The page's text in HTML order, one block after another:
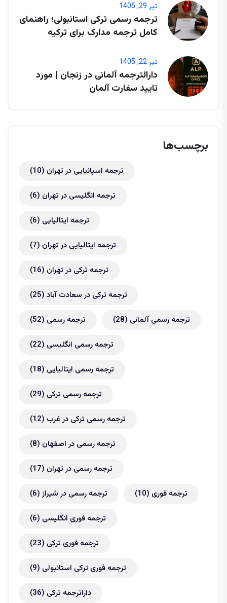
تیر 29, 1405
ترجمه رسمی ترکی استانبولی؛ راهنمای
کامل ترجمه مدارک برای ترکیه
تیر 22, 1405
دارالترجمه آلمانی در زنجان | مورد
تایید سفارت آلمان
برچسب‌ها
ترجمه اسپانیایی در تهران (10)
ترجمه انگلیسی در تهران (6)
ترجمه ایتالیایی (6)
ترجمه ایتالیایی در تهران (7)
ترجمه ترکی در تهران (16)
ترجمه ترکی در سعادت آباد (25)
ترجمه رسمی (52) ترجمه رسمی آلمانی (28)
ترجمه رسمی انگلیسی (22)
ترجمه رسمی ایتالیایی (18)
ترجمه رسمی ترکی (29)
ترجمه رسمی ترکی در غرب (12)
ترجمه رسمی در اصفهان (8)
ترجمه رسمی در تهران (17)
ترجمه رسمی در شیراز(6) ترجمه فوری (10)
ترجمه فوری انگلیسی (6)
ترجمه فوری ترکی (23)
ترجمه فوری ترکی استانبولی (9)
داراترجمه ترکی (36)